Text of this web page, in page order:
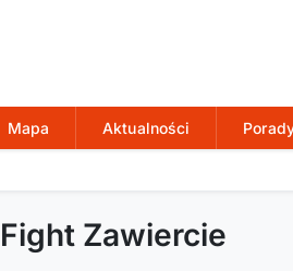
Mapa Aktualności
Zawiercie